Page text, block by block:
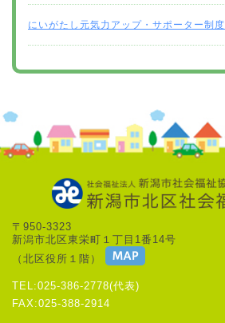
にいがたし元気力アップ・サポーター制度
〒950-3323
新潟市北区東栄町１丁目1番14号
（北区役所１階）
TEL:025-386-2778(代表)
FAX:025-388-2914